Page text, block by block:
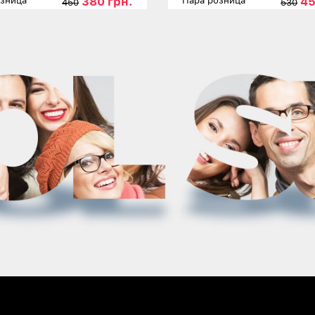
450 530